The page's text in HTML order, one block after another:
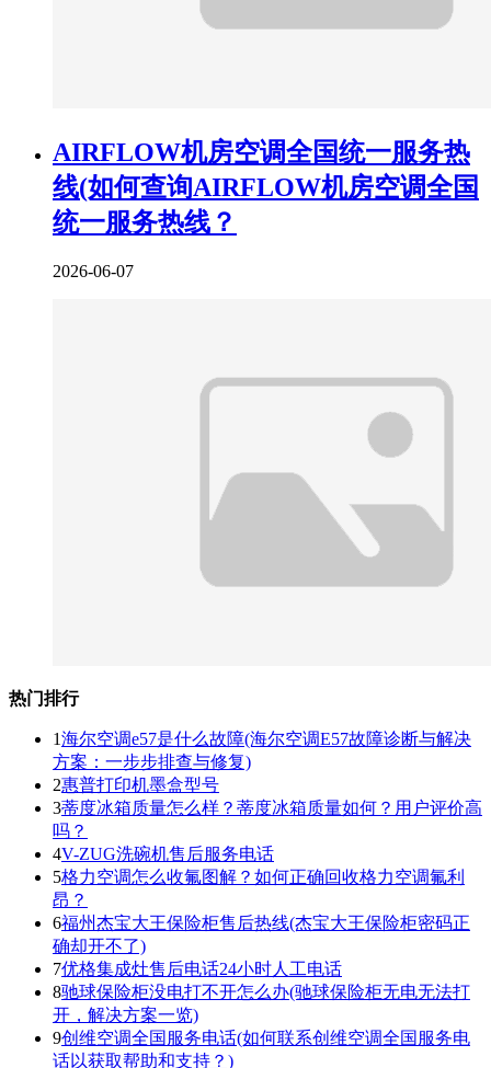
AIRFLOW机房空调全国统一服务热
线(如何查询AIRFLOW机房空调全国
统一服务热线？
2026-06-07
热门排行
1海尔空调e57是什么故障(海尔空调E57故障诊断与解决
方案：一步步排查与修复)
2惠普打印机墨盒型号
3蒂度冰箱质量怎么样？蒂度冰箱质量如何？用户评价高
吗？
4V-ZUG洗碗机售后服务电话
5格力空调怎么收氟图解？如何正确回收格力空调氟利
昂？
6福州杰宝大王保险柜售后热线(杰宝大王保险柜密码正
确却开不了)
7优格集成灶售后电话24小时人工电话
8驰球保险柜没电打不开怎么办(驰球保险柜无电无法打
开，解决方案一览)
9创维空调全国服务电话(如何联系创维空调全国服务电
话以获取帮助和支持？)